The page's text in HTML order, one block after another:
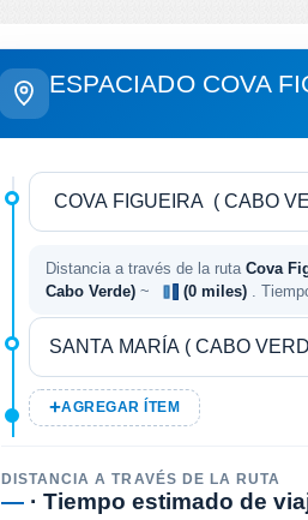
ESPACIADO COVA
Distancia a través de la ruta Cova
Cabo Verde) ~ (0 miles) .
AGREGAR ÍTEM
DISTANCIA A TRAVÉS DE LA RUTA
— · Tiempo estimado de